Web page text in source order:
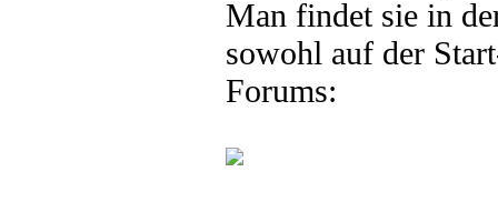
Man findet sie in
sowohl auf der
Forums: